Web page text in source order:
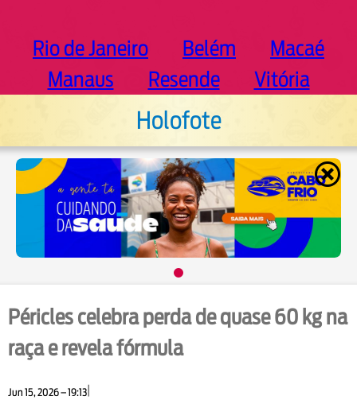
Rio de Janeiro Belém
Macaé
Manaus
Resende Vitória
Holofote
Péricles celebra perda de quase 60 kg na
raça e revela fórmula
Jun 15, 2026 – 19:13|